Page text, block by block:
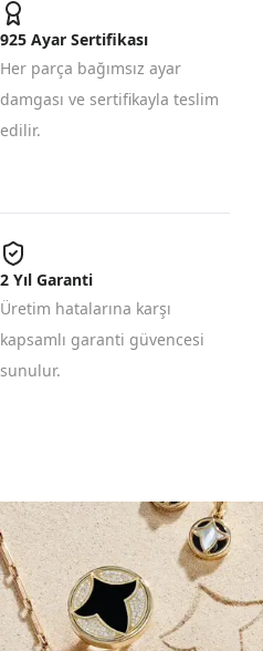
925 Ayar Sertifikası
Her parça bağımsız ayar
damgası ve sertifikayla teslim
edilir.
2 Yıl Garanti
Üretim hatalarına karşı
kapsamlı garanti güvencesi
sunulur.